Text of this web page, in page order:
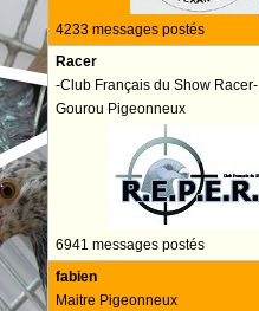
4233 messages postés
Racer
-Club Français du Show Racer-
Gourou Pigeonneux
6941 messages postés
fabien
Maitre Pigeonneux